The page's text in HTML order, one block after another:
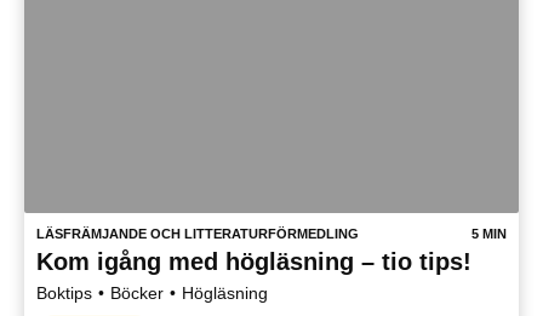
LÄSFRÄMJANDE OCH LITTERATURFÖRMEDLING 5 MIN
Kom igång med högläsning – tio tips!
Boktips Böcker Högläsning